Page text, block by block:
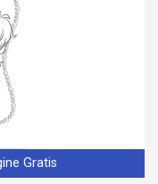
Gratis